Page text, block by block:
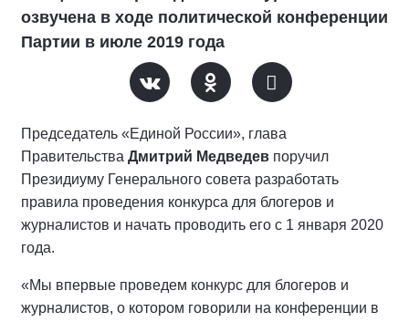
озвучена в ходе политической конференции
Партии в июле 2019 года
Председатель «Единой России», глава
Правительства Дмитрий Медведев поручил
Президиуму Генерального совета разработать
правила проведения конкурса для блогеров и
журналистов и начать проводить его с 1 января 2020
года.
«Мы впервые проведем конкурс для блогеров и
журналистов, о котором говорили на конференции в